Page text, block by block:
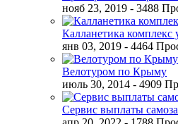
нояб 23, 2019 - 3488
Калланетика
янв 03, 2019 - 4464
Велотуром по Крыму
июль 30, 2014 - 4909
Сервис выплаты